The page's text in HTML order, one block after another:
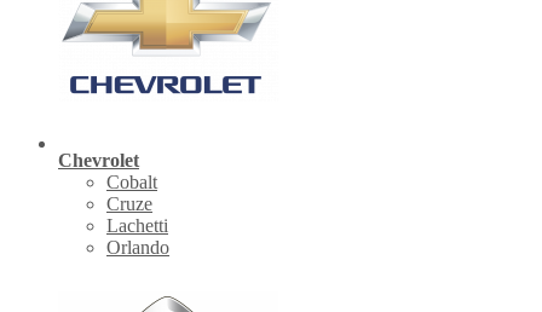
Chevrolet
Cobalt
Cruze
Lachetti
Orlando